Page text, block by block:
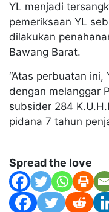
YL menjadi
pemeriksaan YL
dilakukan
Bawang Barat.
“Atas perbuatan
dengan melanggar
subsider 284
pidana 7 tahun
Spread the love